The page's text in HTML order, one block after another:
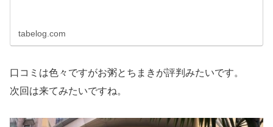
tabelog.com
口コミは色々ですがお粥とちまきが評判みたいです。
次回は来てみたいですね。